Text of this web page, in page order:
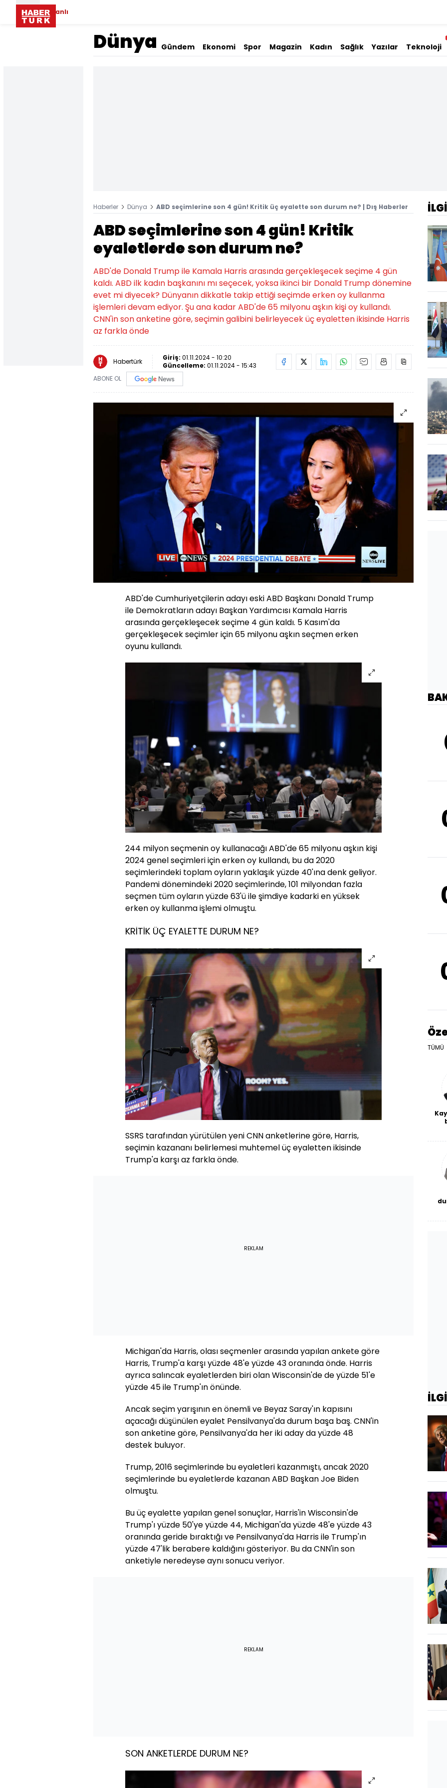
Canlı
Dünya Gündem Ekonomi Spor Magazin Kadın Sağlık Yazılar Teknoloji
Haberler Dünya ABD seçimlerine son 4 gün! Kritik üç eyalette son durum ne? | Dış Haberler
ABD seçimlerine son 4 gün! Kritik
eyaletlerde son durum ne?
ABD'de Donald Trump ile Kamala Harris arasında gerçekleşecek seçime 4 gün
kaldı. ABD ilk kadın başkanını mı seçecek, yoksa ikinci bir Donald Trump dönemine
evet mi diyecek? Dünyanın dikkatle takip ettiği seçimde erken oy kullanma
işlemleri devam ediyor. Şu ana kadar ABD'de 65 milyonu aşkın kişi oy kullandı.
CNN'in son anketine göre, seçimin galibini belirleyecek üç eyaletten ikisinde Harris
az farkla önde
Habertürk Giriş: 01.11.2024 - 10:20
Güncelleme: 01.11.2024 - 15:43
ABONE OL
ABD'de Cumhuriyetçilerin adayı eski ABD Başkanı Donald Trump
ile Demokratların adayı Başkan Yardımcısı Kamala Harris
arasında gerçekleşecek seçime 4 gün kaldı. 5 Kasım'da
gerçekleşecek seçimler için 65 milyonu aşkın seçmen erken
oyunu kullandı.
244 milyon seçmenin oy kullanacağı ABD'de 65 milyonu aşkın kişi
2024 genel seçimleri için erken oy kullandı, bu da 2020
seçimlerindeki toplam oyların yaklaşık yüzde 40'ına denk geliyor.
Pandemi dönemindeki 2020 seçimlerinde, 101 milyondan fazla
seçmen tüm oyların yüzde 63'ü ile şimdiye kadarki en yüksek
erken oy kullanma işlemi olmuştu.
KRİTİK ÜÇ EYALETTE DURUM NE?
SSRS tarafından yürütülen yeni CNN anketlerine göre, Harris,
seçimin kazananı belirlemesi muhtemel üç eyaletten ikisinde
Trump'a karşı az farkla önde.
REKLAM
Michigan'da Harris, olası seçmenler arasında yapılan ankete göre
Harris, Trump'a karşı yüzde 48'e yüzde 43 oranında önde. Harris
ayrıca salıncak eyaletlerden biri olan Wisconsin'de de yüzde 51'e
yüzde 45 ile Trump'ın önünde.
Ancak seçim yarışının en önemli ve Beyaz Saray'ın kapısını
açacağı düşünülen eyalet Pensilvanya'da durum başa baş. CNN'in
son anketine göre, Pensilvanya'da her iki aday da yüzde 48
destek buluyor.
Trump, 2016 seçimlerinde bu eyaletleri kazanmıştı, ancak 2020
seçimlerinde bu eyaletlerde kazanan ABD Başkan Joe Biden
olmuştu.
Bu üç eyalette yapılan genel sonuçlar, Harris'in Wisconsin'de
Trump'ı yüzde 50'ye yüzde 44, Michigan'da yüzde 48'e yüzde 43
oranında geride bıraktığı ve Pensilvanya'da Harris ile Trump'ın
yüzde 47'lik berabere kaldığını gösteriyor. Bu da CNN'in son
anketiyle neredeyse aynı sonucu veriyor.
REKLAM
SON ANKETLERDE DURUM NE?
TÜMÜ